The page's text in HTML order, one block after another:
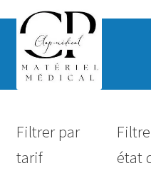
Hygiène
Filtrer par
tarif
état